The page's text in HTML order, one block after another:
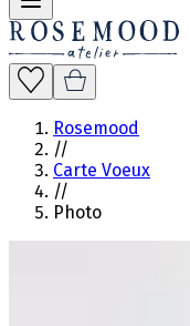
Rosemood
//
Carte Voeux
//
Photo